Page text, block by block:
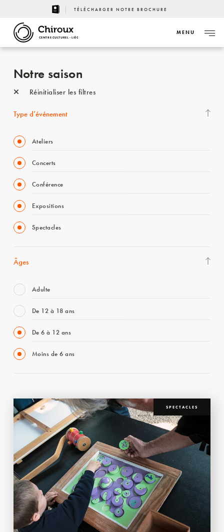
TÉLÉCHARGER NOTRE BROCHURE
CENTRE CULTUREL - LIÈGE
MENU
Notre saison
Réinitialiser les filtres
Type d’événement
Ateliers
Concerts
Conférence
Expositions
Spectacles
Âges
Adulte
De 12 à 18 ans
De 6 à 12 ans
Moins de 6 ans
SPECTACLES